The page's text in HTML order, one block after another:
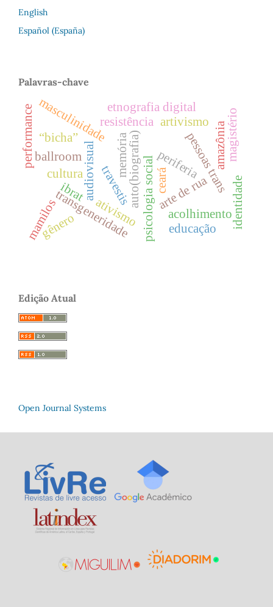
English
Español (España)
Palavras-chave
audiovisual
transgeneridade psicologia social
auto(biografia) arte de ruapessoas trans
travestis periferia
cultura
resistência
memória
ballroom
acolhimento
mamilos
artivismo
performance etnografia digital
masculinidade
“bicha”
identidade
gênero educação
amazôniamagistério
ativismo
ibrat ceará
Edição Atual
Open Journal Systems